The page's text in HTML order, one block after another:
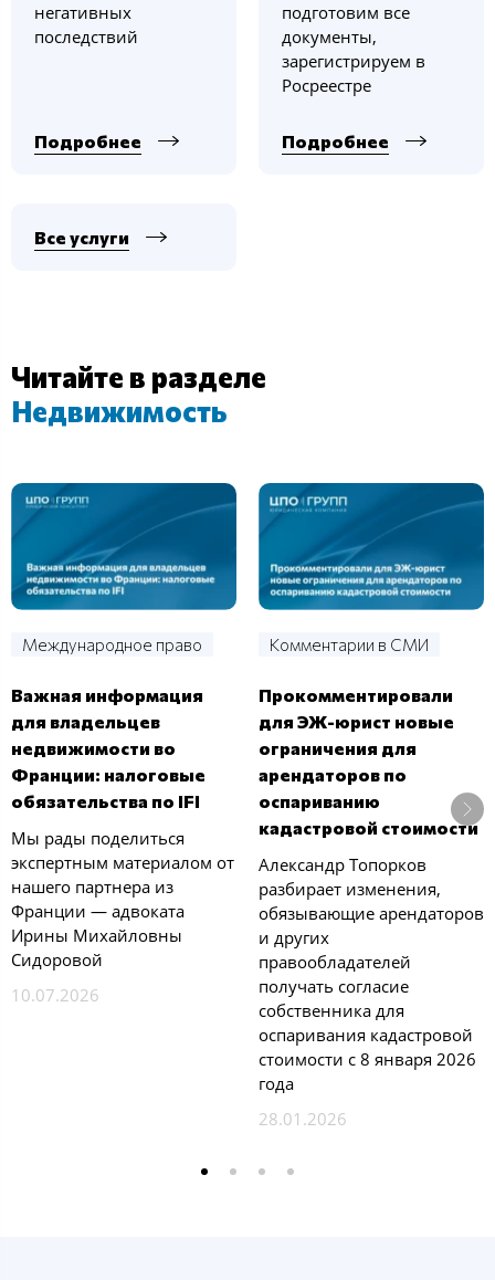
негативных
последствий
Подробнее
подготовим все
документы,
зарегистрируем в
Росреестре
Подробнее
Все услуги
Читайте в разделе
Недвижимость
Международное право
Важная информация
для владельцев
недвижимости во
Франции: налоговые
обязательства по IFI
Мы рады поделиться
экспертным материалом от
нашего партнера из
Франции — адвоката
Ирины Михайловны
Сидоровой
10.07.2026
Комментарии в СМИ
Прокомментировали
для ЭЖ-юрист новые
ограничения для
арендаторов по
оспариванию
кадастровой стоимости
Александр Топорков
разбирает изменения,
обязывающие арендаторов
и других
правообладателей
получать согласие
собственника для
оспаривания кадастровой
стоимости с 8 января 2026
года
28.01.2026